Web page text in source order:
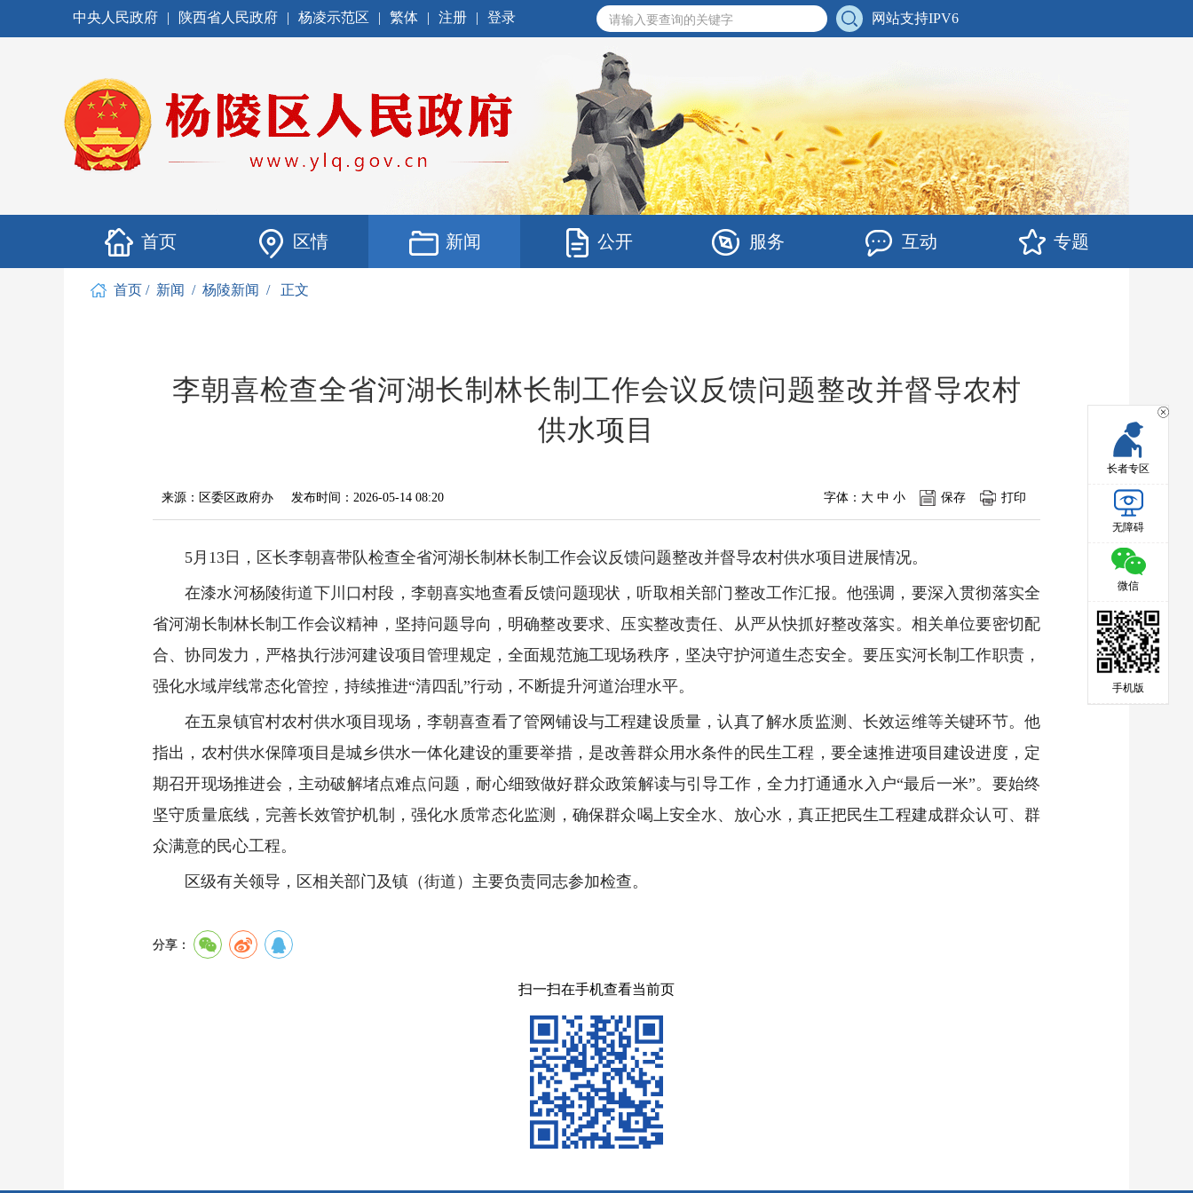
中央人民政府 | 陕西省人民政府 | 杨凌示范区 | 繁体 | 注册 | 登录 网站支持IPV6
首页 区情 新闻 公开 服务 互动 专题
首页 / 新闻 / 杨陵新闻 / 正文
李朝喜检查全省河湖长制林长制工作会议反馈问题整改并督导农村
供水项目
来源：区委区政府办 发布时间：2026-05-14 08:20 打印
保存
字体： 大 中 小
5月13日，区长李朝喜带队检查全省河湖长制林长制工作会议反馈问题整改并督导农村供水项目进展情况。
在漆水河杨陵街道下川口村段，李朝喜实地查看反馈问题现状，听取相关部门整改工作汇报。他强调，要深入贯彻落实全
省河湖长制林长制工作会议精神，坚持问题导向，明确整改要求、压实整改责任、从严从快抓好整改落实。相关单位要密切配
合、协同发力，严格执行涉河建设项目管理规定，全面规范施工现场秩序，坚决守护河道生态安全。要压实河长制工作职责，
强化水域岸线常态化管控，持续推进“清四乱”行动，不断提升河道治理水平。
在五泉镇官村农村供水项目现场，李朝喜查看了管网铺设与工程建设质量，认真了解水质监测、长效运维等关键环节。他
指出，农村供水保障项目是城乡供水一体化建设的重要举措，是改善群众用水条件的民生工程，要全速推进项目建设进度，定
期召开现场推进会，主动破解堵点难点问题，耐心细致做好群众政策解读与引导工作，全力打通通水入户“最后一米”。要始终
坚守质量底线，完善长效管护机制，强化水质常态化监测，确保群众喝上安全水、放心水，真正把民生工程建成群众认可、群
众满意的民心工程。
区级有关领导，区相关部门及镇（街道）主要负责同志参加检查。
分享：
扫一扫在手机查看当前页
长者专区
无障碍
微信
手机版